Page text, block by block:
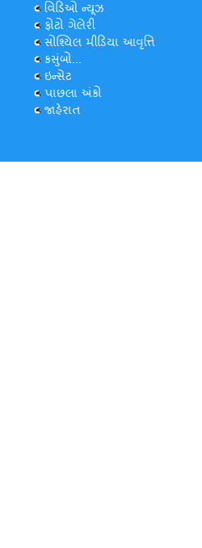
વિડિઓ ન્યૂઝ
ફોટો ગેલેરી
સોશ્યિલ મીડિયા આવૃત્તિ
કસુંબો...
ઇન્સેટ
પાછલા અંકો
જાહેરાત